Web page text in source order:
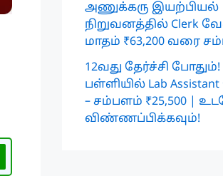
அணுக்கரு இயற்பியல்
நிறுவனத்தில் Clerk
மாதம் ₹63,200 வரை
12வது தேர்ச்சி
பள்ளியில் Lab
– சம்பளம் ₹25,500 |
விண்ணப்பிக்கவும்!